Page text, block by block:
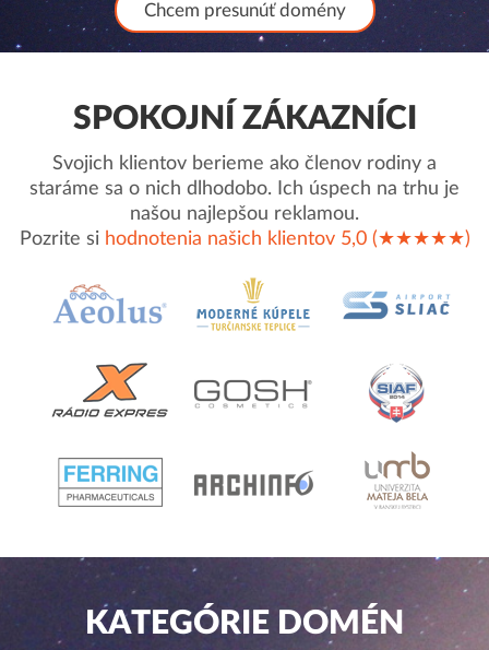
Chcem presunúť domény
SPOKOJNÍ ZÁKAZNÍCI
Svojich klientov berieme ako členov rodiny a
staráme sa o nich dlhodobo. Ich úspech na trhu je
našou najlepšou reklamou.
Pozrite si hodnotenia našich klientov 5,0 (★★★★★)
KATEGÓRIE DOMÉN